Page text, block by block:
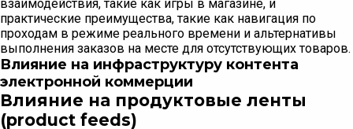
взаимодействия, такие как игры в магазине, и
практические преимущества, такие как навигация по
проходам в режиме реального времени и альтернативы
выполнения заказов на месте для отсутствующих товаров.
Влияние на инфраструктуру контента
электронной коммерции
Влияние на продуктовые ленты
(product feeds)